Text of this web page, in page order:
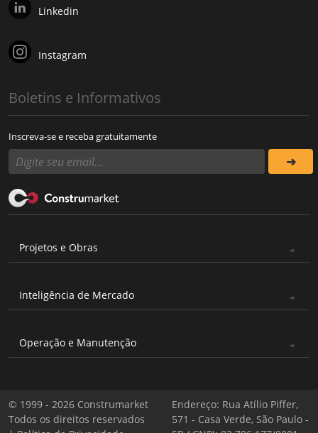
Linkedin
Instagram
Boletins e Informativos
Inscreva-se e receba gratuitamente
Projetos e Obras
Inteligência de Mercado
Operação e Manutenção
© 1999 - 2026 Construmarket
Todos os direitos reservados
Endereço: Rua Atílio Piffer,
571 - Casa Verde, São Paulo -